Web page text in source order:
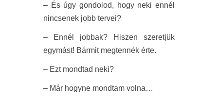
– És úgy gondolod, hogy neki ennél
nincsenek jobb tervei?
– Ennél jobbak? Hiszen szeretjük
egymást! Bármit megtennék érte.
– Ezt mondtad neki?
– Már hogyne mondtam volna…